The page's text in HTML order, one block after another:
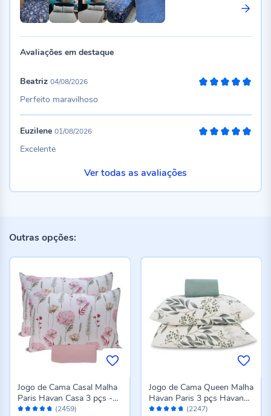
Avaliações em destaque
Beatriz 04/08/2026
Perfeito maravilhoso
Euzilene 01/08/2026
Excelente
Ver todas as avaliações
Outras opções:
Avaliação: (2459)
Jogo de Cama Casal Malha
Paris Havan Casa 3 pçs -
Jardim Rosa Suave
Avaliação: (2247)
Jogo de Cama Queen Malha
Havan Paris 3 pçs Havan
Casa - Madrid Verde Topaz